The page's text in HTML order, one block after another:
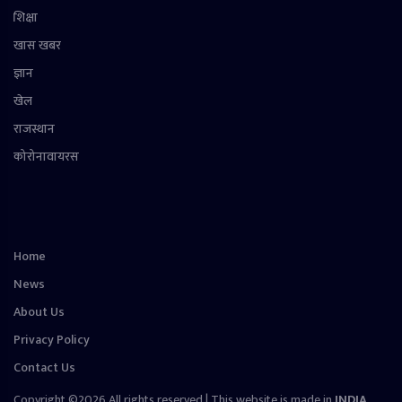
शिक्षा
खास खबर
ज्ञान
खेल
राजस्थान
कोरोनावायरस
Home
News
About Us
Privacy Policy
Contact Us